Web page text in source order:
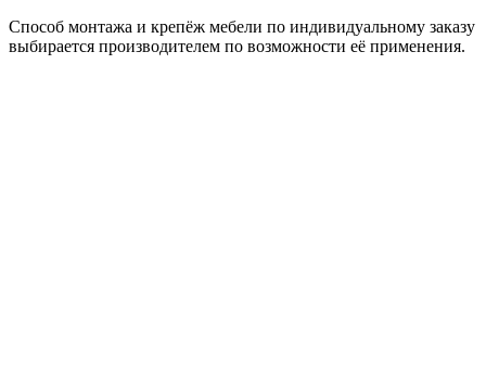
Способ монтажа и крепёж мебели по индивидуальному заказу
выбирается производителем по возможности её применения.